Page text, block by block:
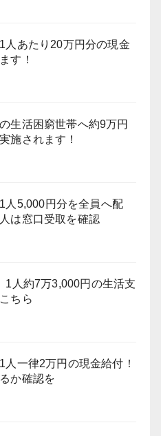
人あたり20万円分の現金
す！
生活困窮世帯へ約9万円
施されます！
1人5,000円分を全員へ配
は窓口受取を確認
1人約7万3,000円の生活支
ちら
人一律2万円の現金給付！
か確認を